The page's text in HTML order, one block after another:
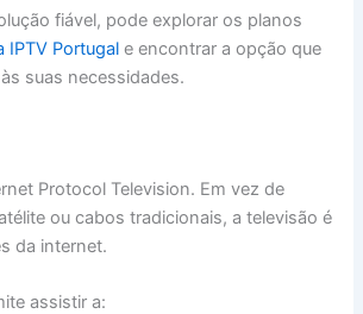
fiável, pode explorar os planos
IPTV Portugal e encontrar a opção que
suas necessidades.
Protocol Television. Em vez de
ou cabos tradicionais, a televisão é
da internet.
assistir a: